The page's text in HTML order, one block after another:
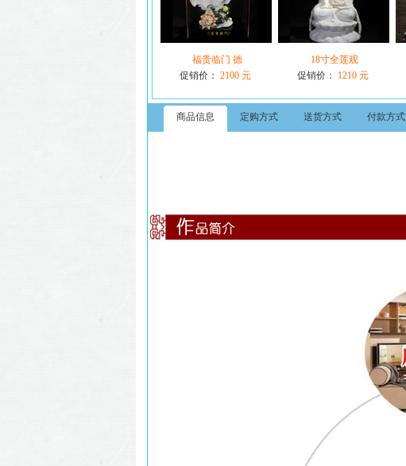
福贵临门 德
促销价： 2100 元
18寸全莲观
促销价：
1210 元
商品信息 定购方式 送货方式 付款方式